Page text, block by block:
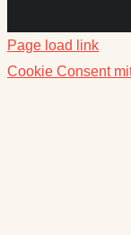
Page load link
Cookie Consent